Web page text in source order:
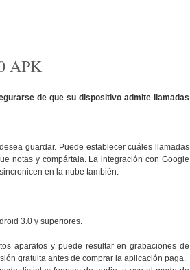
APK
de que su dispositivo admite llamadas
guardar. Puede establecer cuáles llamadas
notas y compártala. La integración con Google
en la nube también.
3.0 y superiores.
aparatos y puede resultar en grabaciones de
gratuita antes de comprar la aplicación paga.